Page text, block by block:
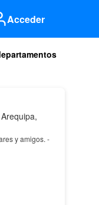
Acceder
y amigos. -